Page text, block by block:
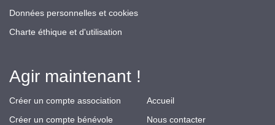
Données personnelles et cookies
Charte éthique et d'utilisation
Agir maintenant !
Créer un compte association
Créer un compte bénévole
Accueil
Nous contacter